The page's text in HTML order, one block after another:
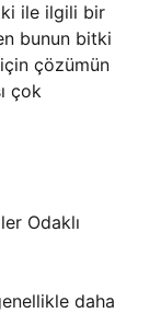
ile ilgili bir
bunun bitki
için çözümün
çok
Odaklı
daha